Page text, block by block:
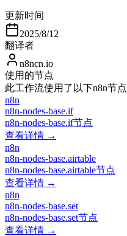
更新时间
2025/8/12
翻译者
n8ncn.io
使用的节点
此工作流使用了以下n8n节点
n8n
n8n-nodes-base.if
n8n-nodes-base.if节点
查看详情 →
n8n
n8n-nodes-base.airtable
n8n-nodes-base.airtable节点
查看详情 →
n8n
n8n-nodes-base.set
n8n-nodes-base.set节点
查看详情 →